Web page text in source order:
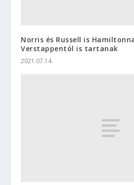
Norris és Russell is
Verstappentól is tartanak
2021.07.14.